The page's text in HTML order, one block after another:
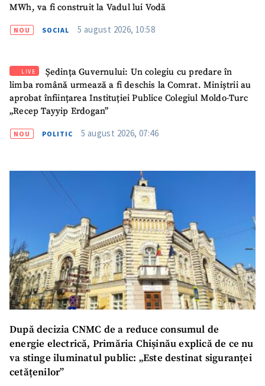
SUSȚINE
MWh, va fi construit la Vadul lui Vodă
NOU SOCIAL 5 august 2026, 10:58
LIVE
Ședința Guvernului: Un colegiu cu predare în
limba română urmează a fi deschis la Comrat. Miniștrii au
aprobat înființarea Instituției Publice Colegiul Moldo-Turc
„Recep Tayyip Erdogan”
NOU POLITIC 5 august 2026, 07:46
După decizia CNMC de a reduce consumul de
energie electrică, Primăria Chișinău explică de ce nu
va stinge iluminatul public: „Este destinat siguranței
cetățenilor”